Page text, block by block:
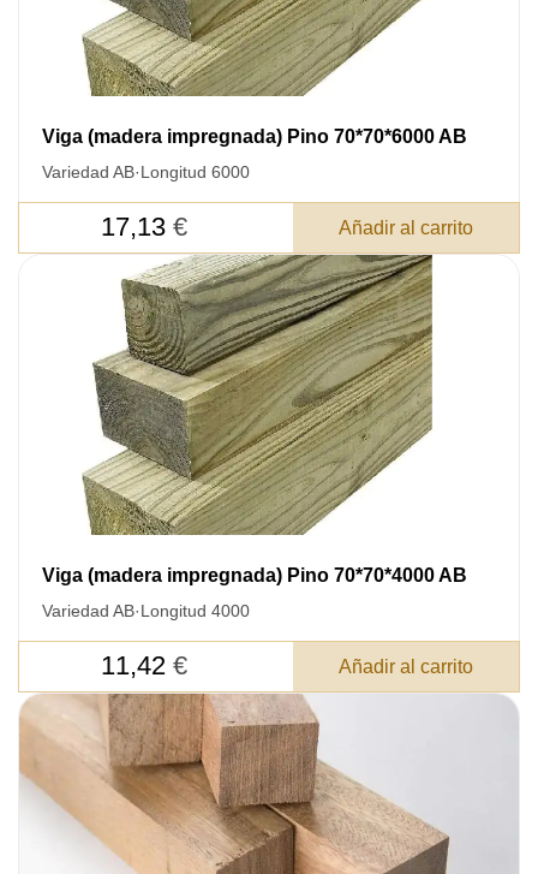
Viga (madera impregnada) Pino 70*70*6000 AB
Variedad AB·Longitud 6000
17,13 € Añadir al carrito
Viga (madera impregnada) Pino 70*70*4000 AB
Variedad AB·Longitud 4000
11,42 € Añadir al carrito
DEJE SU
DATOS PARA REVERTIR
COMUNICACIONES A PEDIDO
Nombre
Su pedido:
Cantidad:350ud